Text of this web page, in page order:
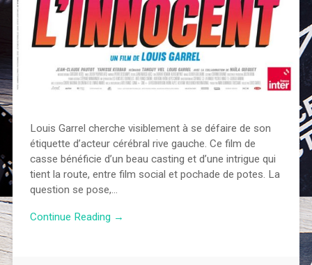
Louis Garrel cherche visiblement à se défaire de son
étiquette d’acteur cérébral rive gauche. Ce film de
casse bénéficie d’un beau casting et d’une intrigue qui
tient la route, entre film social et pochade de potes. La
question se pose,…
Continue Reading →